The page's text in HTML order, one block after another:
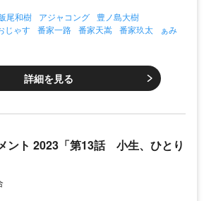
尾和樹 アジャコング
豊ノ島大樹
じゃす 番家一路 番家天嵩 番家玖太
ぁみ
詳細を見る
ント 2023「第13話 小生、ひとり